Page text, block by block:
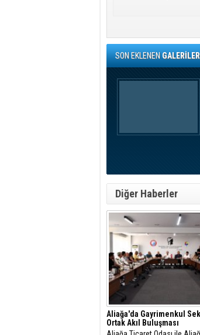
SON EKLENENGALERİLER
Diğer Haberler
Aliağa'da Gayrimenkul
Ortak Akıl Buluşması